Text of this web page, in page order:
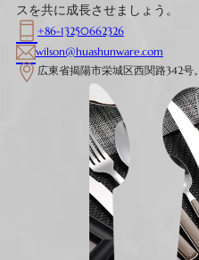
スを共に成長させましょう。
+86-13250662326
wilson@huashunware.com
広東省揭陽市栄城区西関路342号。